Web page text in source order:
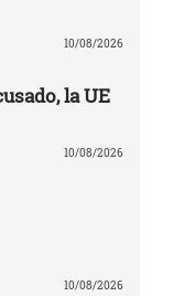
10/08/2026
la UE
10/08/2026
10/08/2026